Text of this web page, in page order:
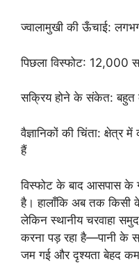
ज्वालामुखी की ऊँचाई:
पिछला विस्फोट: 12,000
सक्रिय होने के संकेत:
वैज्ञानिकों की चिंता: क्षेत्र
हैं
विस्फोट के बाद आसपास के
है। हालाँकि अब तक किसी
लेकिन स्थानीय चरवाहा
करना पड़ रहा है—पानी के
जम गई और दृश्यता बेहद कम